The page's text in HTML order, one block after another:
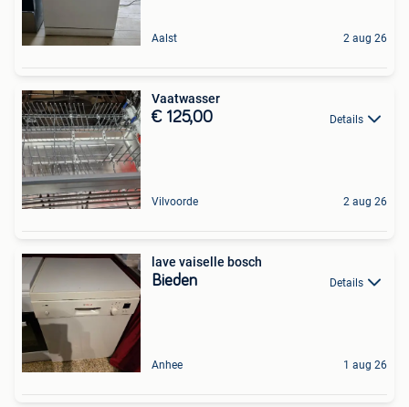
Aalst 2 aug 26
Vaatwasser
€ 125,00 Details
Vilvoorde 2 aug 26
lave vaiselle bosch
Bieden Details
Anhee 1 aug 26